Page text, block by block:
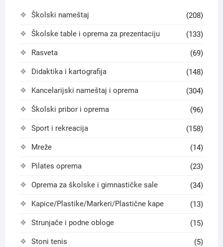
Školski nameštaj (208)
Školske table i oprema za prezentaciju (133)
Rasveta (69)
Didaktika i kartografija (148)
Kancelarijski nameštaj i oprema (304)
Školski pribor i oprema (96)
Sport i rekreacija (158)
Mreže (14)
Pilates oprema (23)
Oprema za školske i gimnastičke sale (34)
Kapice/Plastike/Markeri/Plastične kape (13)
Strunjače i podne obloge (15)
Stoni tenis (5)